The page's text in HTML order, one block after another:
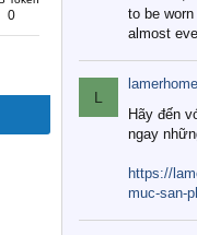
0
to be
almost
L
lamerhome
Hãy đến
ngay
https://
muc-san-